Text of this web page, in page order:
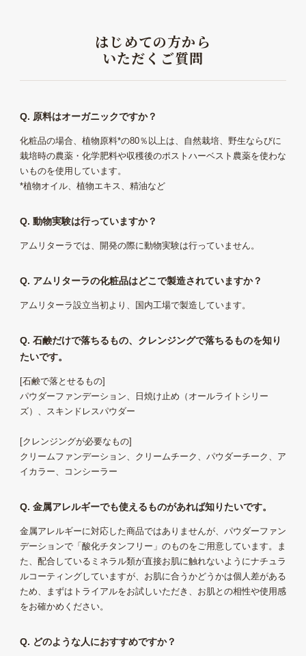
はじめての方から
いただくご質問
Q. 原料はオーガニックですか？
化粧品の場合、植物原料*の80％以上は、自然栽培、野生ならびに
栽培時の農薬・化学肥料や収穫後のポストハーベスト農薬を使わな
いものを使用しています。
*植物オイル、植物エキス、精油など
Q. 動物実験は行っていますか？
アムリターラでは、開発の際に動物実験は行っていません。
Q. アムリターラの化粧品はどこで製造されていますか？
アムリターラ設立当初より、国内工場で製造しています。
Q. 石鹸だけで落ちるもの、クレンジングで落ちるものを知り
たいです。
[石鹸で落とせるもの]
パウダーファンデーション、日焼け止め（オールライトシリー
ズ）、スキンドレスパウダー
[クレンジングが必要なもの]
クリームファンデーション、クリームチーク、パウダーチーク、ア
イカラー、コンシーラー
Q. 金属アレルギーでも使えるものがあれば知りたいです。
金属アレルギーに対応した商品ではありませんが、パウダーファン
デーションで「酸化チタンフリー」のものをご用意しています。ま
た、配合しているミネラル類が直接お肌に触れないようにナチュラ
ルコーティングしていますが、お肌に合うかどうかは個人差がある
ため、まずはトライアルをお試しいただき、お肌との相性や使用感
をお確かめください。
Q. どのような人におすすめですか？